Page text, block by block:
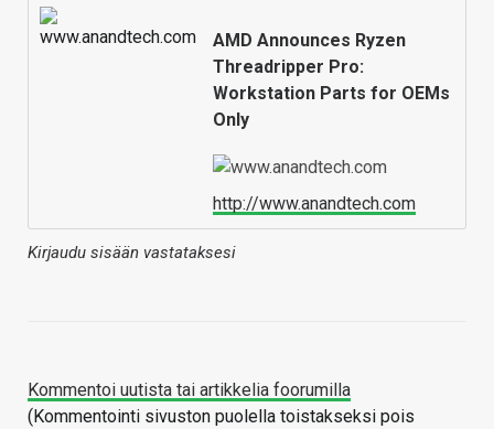
AMD Announces Ryzen
Threadripper Pro:
Workstation Parts for OEMs
Only
http://www.anandtech.com
Kirjaudu sisään vastataksesi
Kommentoi uutista tai artikkelia foorumilla
(Kommentointi sivuston puolella toistakseksi pois